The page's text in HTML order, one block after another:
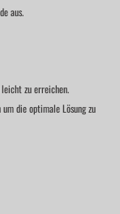
aus.
zu erreichen.
die optimale Lösung zu